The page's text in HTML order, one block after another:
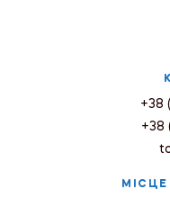
+38
+38